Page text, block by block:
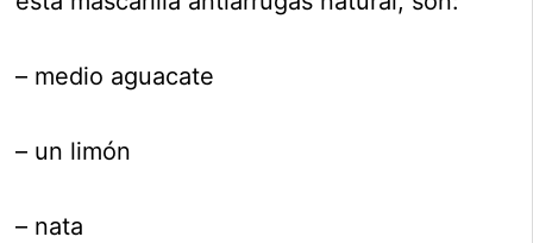
– medio aguacate
– un limón
– nata